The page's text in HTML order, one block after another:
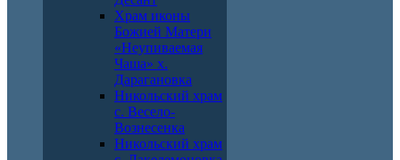
Храм иконы
Божией Матери
«Неупиваемая
Чаша» х.
Дарагановка
Никольский храм
с. Весело-
Вознесенка
Никольский храм